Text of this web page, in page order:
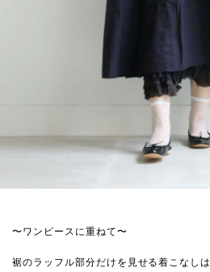
〜ワンピースに重ねて〜
裾のラッフル部分だけを見せる着こなしは